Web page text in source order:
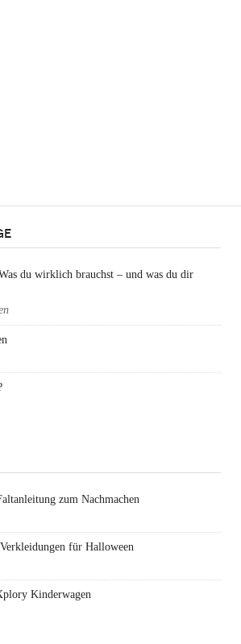
du wirklich brauchst – und was du dir
zum Nachmachen
für Halloween
Kinderwagen